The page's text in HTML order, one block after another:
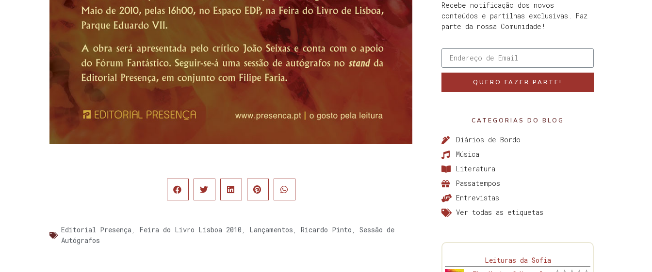
Editorial Presença, Feira do Livro Lisboa 2010 , Lançamentos , Ricardo Pinto , Sessão de
Autógrafos
Recebe notificação dos novos
conteúdos e partilhas exclusivas. Faz
parte da nossa Comunidade!
QUERO FAZER PARTE!
CATEGORIAS DO BLOG
Diários de Bordo
Música
Literatura
Passatempos
Entrevistas
Ver todas as etiquetas
Leituras da Sofia